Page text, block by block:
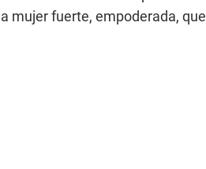
mujer fuerte, empoderada, que